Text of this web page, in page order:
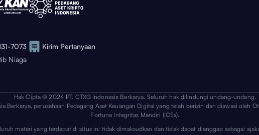
7073
Kirim Pertanyaan
Niaga
Hak Cipta © 2024 PT. CTXG Indonesia Berkarya. Seluruh hak dilindungi undang-undang.
Berkarya, perusahaan Pedagang Aset Keuangan Digital yang telah berizin dan diawasi oleh
Fortuna Integritas Mandiri (ICEx).
materi yang terdapat di situs ini tidak dimaksudkan dan tidak dapat dianggap sebagai